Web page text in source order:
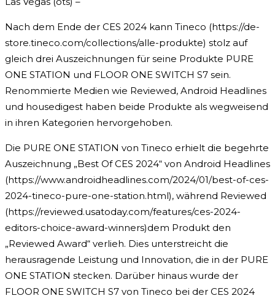
Nach dem Ende der CES 2024 kann Tineco (https://de-
store.tineco.com/collections/alle-produkte) stolz auf
gleich drei Auszeichnungen für seine Produkte PURE
ONE STATION und FLOOR ONE SWITCH S7 sein.
Renommierte Medien wie Reviewed, Android Headlines
und housedigest haben beide Produkte als wegweisend
in ihren Kategorien hervorgehoben.
Die PURE ONE STATION von Tineco erhielt die begehrte
Auszeichnung „Best Of CES 2024“ von Android Headlines
(https://www.androidheadlines.com/2024/01/best-of-ces-
2024-tineco-pure-one-station.html), während Reviewed
(https://reviewed.usatoday.com/features/ces-2024-
editors-choice-award-winners)dem Produkt den
„Reviewed Award“ verlieh. Dies unterstreicht die
herausragende Leistung und Innovation, die in der PURE
ONE STATION stecken. Darüber hinaus wurde der
FLOOR ONE SWITCH S7 von Tineco bei der CES 2024